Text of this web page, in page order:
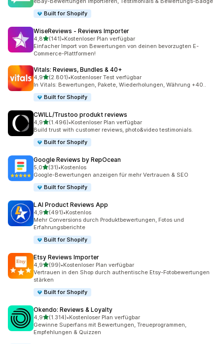
Built for Shopify
WiseReviews ‑ Reviews Importer
4,8von 5 Sternen
(141)
141 Rezensionen insgesamt
•Kostenloser Plan verfügbar
Einfacher Import von Bewertungen von deinen bevorzugten E-
Commerce-Plattformen!
Vitals: Reviews, Bundles & 40+
4,9von 5 Sternen
(2.801)
2801 Rezensionen insgesamt
•Kostenloser Test verfügbar
In Vitals: Bewertungen, Pakete, Wiederholungen, Währung +40..
Built for Shopify
CWILL/Trustoo produkt reviews
4,9von 5 Sternen
(1.496)
1496 Rezensionen insgesamt
•Kostenloser Plan verfügbar
Build trust with customer reviews, photo&video testimonials.
Built for Shopify
Google Reviews by RepOcean
5,0von 5 Sternen
(31)
31 Rezensionen insgesamt
•Kostenlos
Google-Bewertungen anzeigen für mehr Vertrauen & SEO
Built for Shopify
LAI Product Reviews App
4,9von 5 Sternen
(491)
491 Rezensionen insgesamt
•Kostenlos
Mehr Conversions durch Produktbewertungen, Fotos und
Erfahrungsberichte
Built for Shopify
Etsy Reviews Importer
4,9von 5 Sternen
(99)
99 Rezensionen insgesamt
•Kostenloser Plan verfügbar
Vertrauen in den Shop durch authentische Etsy-Fotobewertungen
stärken
Built for Shopify
Okendo: Reviews & Loyalty
4,9von 5 Sternen
(1.314)
1314 Rezensionen insgesamt
•Kostenloser Plan verfügbar
Gewinne Superfans mit Bewertungen, Treueprogrammen,
Empfehlungen & Quizzen